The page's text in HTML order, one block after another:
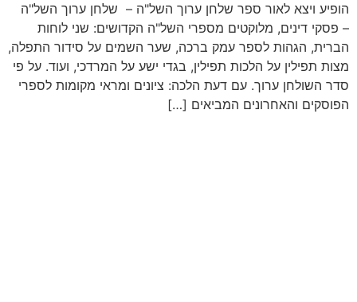
הופיע ויצא לאור ספר שלחן ערוך השל"ה – שלחן ערוך השל"ה
– פסקי דינים, מלוקטים מספרי השל"ה הקדושים: שני לוחות
הברית, הגהות לספר עמק ברכה, שער השמים על סידור התפלה,
מצות תפילין על הלכות תפילין, בגדי ישע על המרדכי, ועוד. על פי
סדר השולחן ערוך. עם דעת הלכה: ציונים ומראי מקומות לספרי
הפוסקים והאחרונים המביאים […]